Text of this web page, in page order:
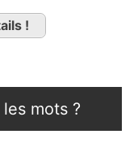
!
mots ?